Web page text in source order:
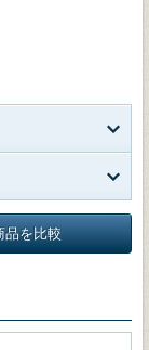
品を比較